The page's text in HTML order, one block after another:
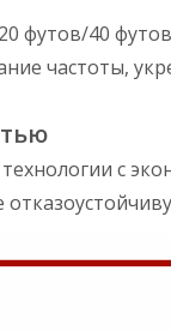
футов/40
частоты,
с